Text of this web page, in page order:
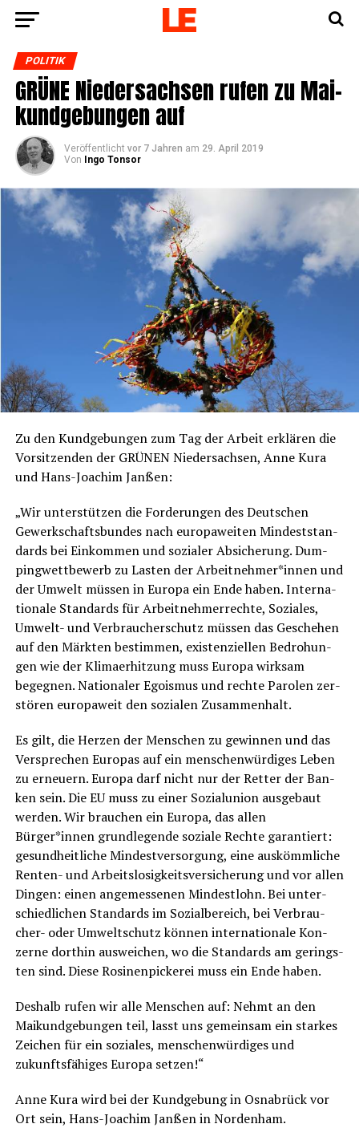
POLITIK
GRÜNE Nie­der­sach­sen rufen zu Mai­
kund­ge­bun­gen auf
Veröffentlicht vor 7 Jahren am 29. April 2019
Von
Ingo Tonsor
Zu den Kund­ge­bun­gen zum Tag der Arbeit erklä­ren die
Vor­sit­zen­den der GRÜNEN Nie­der­sach­sen, Anne Kura
und Hans-Joa­chim Janßen:
„Wir unter­stüt­zen die For­de­run­gen des Deut­schen
Gewerk­schafts­bun­des nach euro­pa­wei­ten Min­dest­stan­
dards bei Ein­kom­men und sozia­ler Absi­che­rung. Dum­
ping­wett­be­werb zu Las­ten der Arbeitnehmer*innen und
der Umwelt müs­sen in Euro­pa ein Ende haben. Inter­na­
tio­na­le Stan­dards für Arbeit­neh­mer­rech­te, Sozia­les,
Umwelt- und Ver­brau­cher­schutz müs­sen das Gesche­hen
auf den Märk­ten bestim­men, exis­ten­zi­el­len Bedro­hun­
gen wie der Kli­ma­er­hit­zung muss Euro­pa wirk­sam
begeg­nen. Natio­na­ler Ego­is­mus und rech­te Paro­len zer­
stö­ren euro­pa­weit den sozia­len Zusammenhalt.
Es gilt, die Her­zen der Men­schen zu gewin­nen und das
Ver­spre­chen Euro­pas auf ein men­schen­wür­di­ges Leben
zu erneu­ern. Euro­pa darf nicht nur der Ret­ter der Ban­
ken sein. Die EU muss zu einer Sozi­al­uni­on aus­ge­baut
wer­den. Wir brau­chen ein Euro­pa, das allen
Bürger*innen grund­le­gen­de sozia­le Rech­te garan­tiert:
gesund­heit­li­che Min­dest­ver­sor­gung, eine aus­kömm­li­che
Ren­ten- und Arbeits­lo­sig­keits­ver­si­che­rung und vor allen
Din­gen: einen ange­mes­se­nen Min­dest­lohn. Bei unter­
schied­li­chen Stan­dards im Sozi­al­be­reich, bei Ver­brau­
cher- oder Umwelt­schutz kön­nen inter­na­tio­na­le Kon­
zer­ne dort­hin aus­wei­chen, wo die Stan­dards am gerings­
ten sind. Die­se Rosi­nen­pi­cke­rei muss ein Ende haben.
Des­halb rufen wir alle Men­schen auf: Nehmt an den
Mai­kund­ge­bun­gen teil, lasst uns gemein­sam ein star­kes
Zei­chen für ein sozia­les, men­schen­wür­di­ges und
zukunfts­fä­hi­ges Euro­pa setzen!“
Anne Kura wird bei der Kund­ge­bung in Osna­brück vor
Ort sein, Hans-Joa­chim Jan­ßen in Nordenham.